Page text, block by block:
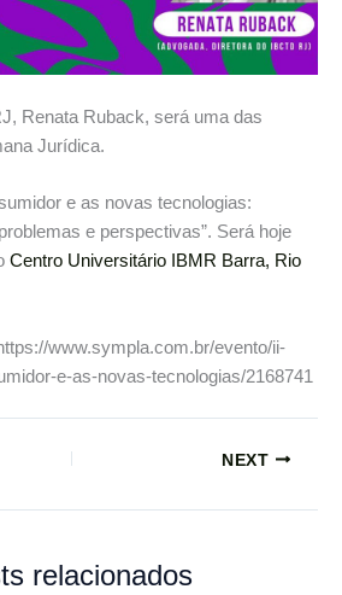
Renata Ruback, será uma das
Jurídica.
e as novas tecnologias:
e perspectivas”. Será hoje
Centro Universitário IBMR Barra, Rio
www.sympla.com.br/evento/ii-
e-as-novas-tecnologias/2168741
NEXT
relacionados